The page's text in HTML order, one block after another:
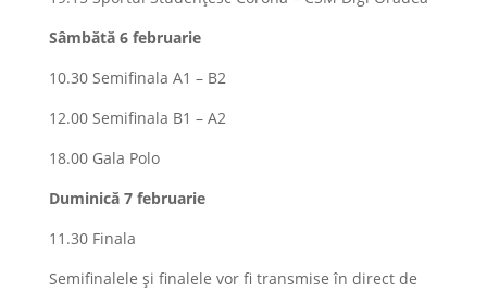
Sâmbătă 6 februarie
10.30 Semifinala A1 – B2
12.00 Semifinala B1 – A2
18.00 Gala Polo
Duminică 7 februarie
11.30 Finala
Semifinalele și finalele vor fi transmise în direct de